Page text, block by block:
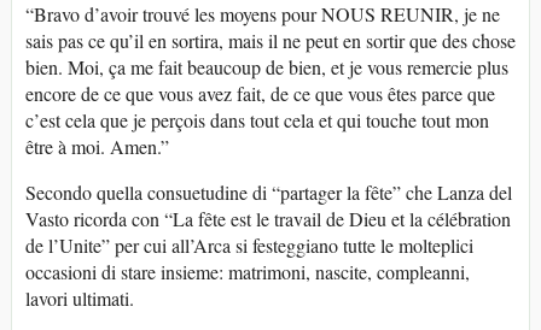
“Bravo d’avoir trouvé les moyens pour NOUS REUNIR, je ne
sais pas ce qu’il en sortira, mais il ne peut en sortir que des chose
bien. Moi, ça me fait beaucoup de bien, et je vous remercie plus
encore de ce que vous avez fait, de ce que vous êtes parce que
c’est cela que je perçois dans tout cela et qui touche tout mon
être à moi. Amen.”
Secondo quella consuetudine di “partager la fête” che Lanza del
Vasto ricorda con “La fête est le travail de Dieu et la célébration
de l’Unite” per cui all’Arca si festeggiano tutte le molteplici
occasioni di stare insieme: matrimoni, nascite, compleanni,
lavori ultimati.